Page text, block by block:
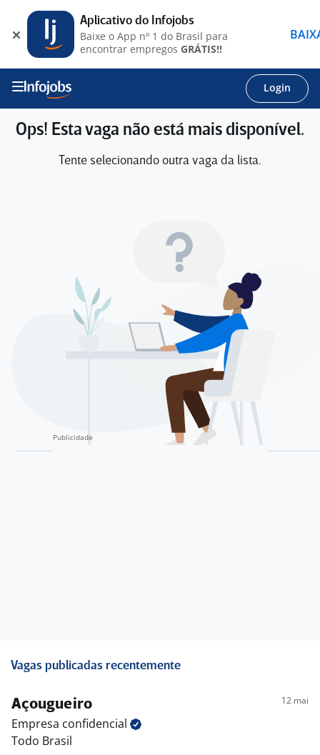
Login
Ops! Esta vaga não está mais disponível.
Tente selecionando outra vaga da lista.
Vagas publicadas recentemente
Açougueiro 12 mai
Empresa confidencial
Todo Brasil
Aplicativo do Infojobs
Baixe o App nº 1 do Brasil para
encontrar empregos GRÁTIS!!